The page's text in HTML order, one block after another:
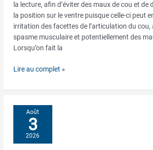
la lecture, afin d’éviter des maux de cou et de
la position sur le ventre puisque celle-ci peut
irritation des facettes de l’articulation du cou,
spasme musculaire et potentiellement des
Lorsqu’on fait la
Lire au complet »
Août
3
2026